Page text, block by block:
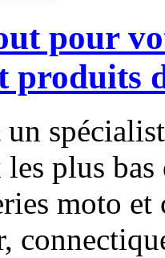
pour
produits
plus
moto